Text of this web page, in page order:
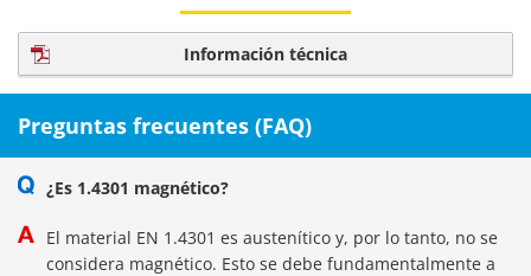
Información técnica
Preguntas frecuentes (FAQ)
¿Es 1.4301 magnético?
El material EN 1.4301 es austenítico y, por lo tanto, no se
considera magnético. Esto se debe fundamentalmente a